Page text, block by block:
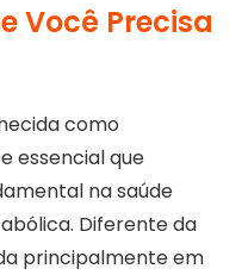
Você Precisa
como
essencial que
na saúde
Diferente da
principalmente em